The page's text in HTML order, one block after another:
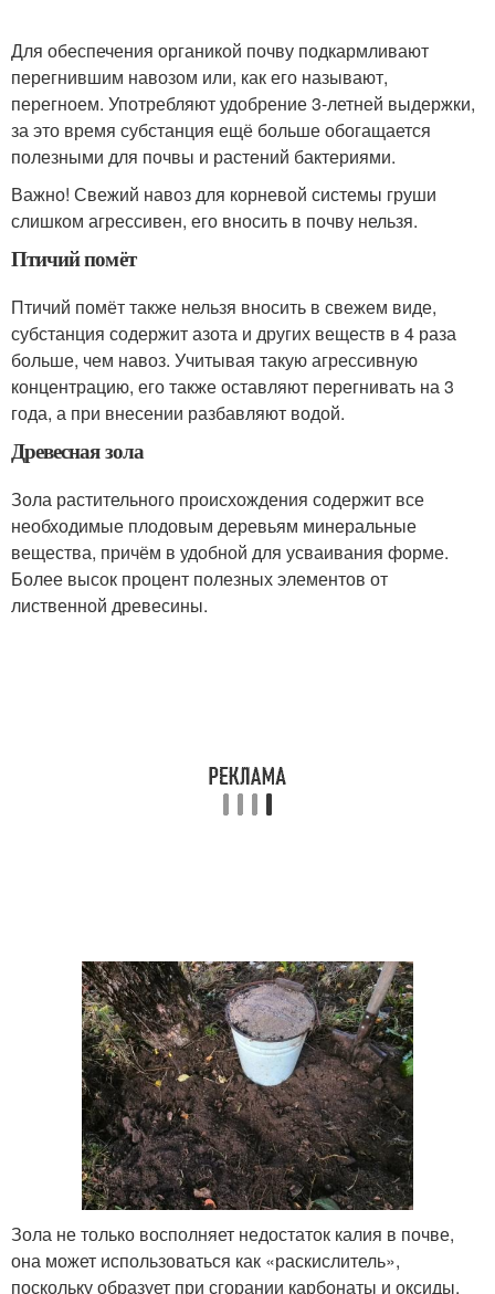
Для обеспечения органикой почву подкармливают
перегнившим навозом или, как его называют,
перегноем. Употребляют удобрение 3-летней выдержки,
за это время субстанция ещё больше обогащается
полезными для почвы и растений бактериями.
Важно! Свежий навоз для корневой системы груши
слишком агрессивен, его вносить в почву нельзя.
Птичий помёт
Птичий помёт также нельзя вносить в свежем виде,
субстанция содержит азота и других веществ в 4 раза
больше, чем навоз. Учитывая такую агрессивную
концентрацию, его также оставляют перегнивать на 3
года, а при внесении разбавляют водой.
Древесная зола
Зола растительного происхождения содержит все
необходимые плодовым деревьям минеральные
вещества, причём в удобной для усваивания форме.
Более высок процент полезных элементов от
лиственной древесины.
Зола не только восполняет недостаток калия в почве,
она может использоваться как «раскислитель»,
поскольку образует при сгорании карбонаты и оксиды.